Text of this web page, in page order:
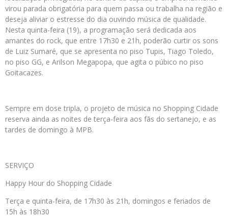
virou parada obrigatória para quem passa ou trabalha na região e
deseja aliviar o estresse do dia ouvindo música de qualidade.
Nesta quinta-feira (19), a programação será dedicada aos
amantes do rock, que entre 17h30 e 21h, poderão curtir os sons
de Luiz Sumaré, que se apresenta no piso Tupis, Tiago Toledo,
no piso GG, e Arilson Megapopa, que agita o púbico no piso
Goitacazes.
Sempre em dose tripla, o projeto de música no Shopping Cidade
reserva ainda as noites de terça-feira aos fãs do sertanejo, e as
tardes de domingo à MPB.
SERVIÇO
Happy Hour do Shopping Cidade
Terça e quinta-feira, de 17h30 às 21h, domingos e feriados de
15h às 18h30